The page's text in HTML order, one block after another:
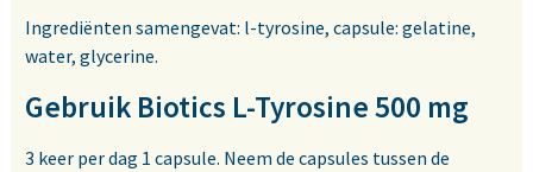
Ingrediënten samengevat: l-tyrosine, capsule: gelatine,
water, glycerine.
Gebruik Biotics L-Tyrosine 500 mg
3 keer per dag 1 capsule. Neem de capsules tussen de